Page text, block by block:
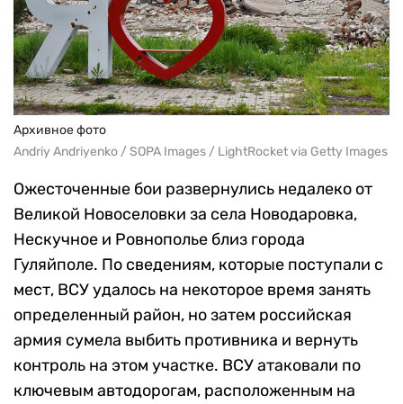
Архивное фото
Andriy Andriyenko / SOPA Images / LightRocket via Getty Images
Ожесточенные бои развернулись недалеко от
Великой Новоселовки за села Новодаровка,
Нескучное и Ровнополье близ города
Гуляйполе. По сведениям, которые поступали с
мест, ВСУ удалось на некоторое время занять
определенный район, но затем российская
армия сумела выбить противника и вернуть
контроль на этом участке. ВСУ атаковали по
ключевым автодорогам, расположенным на